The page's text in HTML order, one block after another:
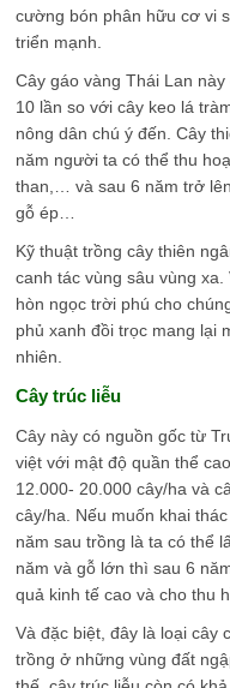
cường bón phân hữu cơ vi
triển mạnh.
Cây gáo vàng Thái Lan
10 lần so với cây keo lá
nông dân chú ý đến. Cây
năm người ta có thể thu
than,… và sau 6 năm trở
gỗ ép…
Kỹ thuật trồng cây thiên
canh tác vùng sâu vùng
hòn ngọc trời phú cho
phủ xanh đồi trọc mang lại
nhiên.
Cây trúc liễu
Cây này có nguồn gốc từ
việt với mật độ quần thể
12.000- 20.000 cây/ha và
cây/ha. Nếu muốn khai
năm sau trồng là ta có thể
năm và gỗ lớn thì sau 6
quả kinh tế cao và cho thu
Và đặc biệt, đây là loại cây
trồng ở những vùng đất